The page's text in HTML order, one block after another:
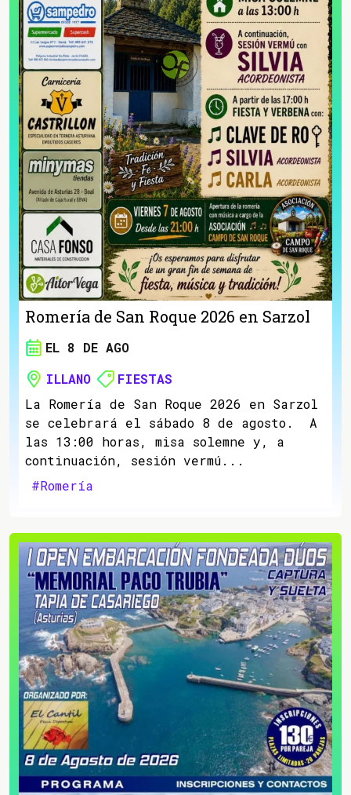
Romería de San Roque 2026 en Sarzol
EL 8 DE AGO
ILLANO
FIESTAS
La Romería de San Roque 2026 en Sarzol
se celebrará el sábado 8 de agosto. A
las 13:00 horas, misa solemne y, a
continuación, sesión vermú...
#Romería